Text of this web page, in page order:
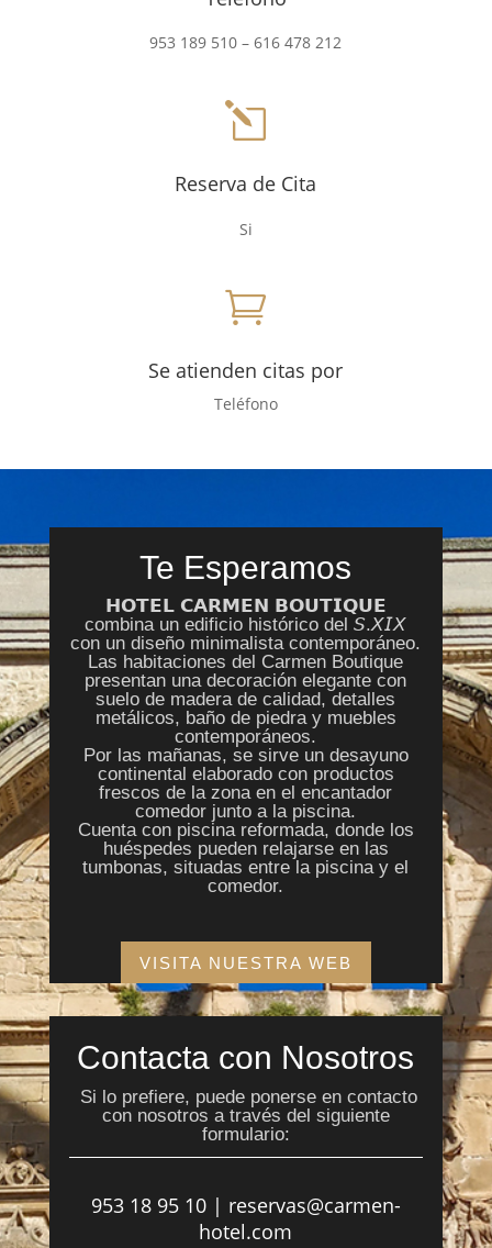
953 189 510 – 616 478 212
l
Reserva de Cita
Si

Se atienden citas por
Teléfono
Te Esperamos
𝗛𝗢𝗧𝗘𝗟 𝗖𝗔𝗥𝗠𝗘𝗡 𝗕𝗢𝗨𝗧𝗜𝗤𝗨𝗘
combina un edificio histórico del 𝘚.𝘟𝘐𝘟
con un diseño minimalista contemporáneo.
Las habitaciones del Carmen Boutique
presentan una decoración elegante con
suelo de madera de calidad, detalles
metálicos, baño de piedra y muebles
contemporáneos.
Por las mañanas, se sirve un desayuno
continental elaborado con productos
frescos de la zona en el encantador
comedor junto a la piscina.
Cuenta con piscina reformada, donde los
huéspedes pueden relajarse en las
tumbonas, situadas entre la piscina y el
comedor.
VISITA NUESTRA WEB
Contacta con Nosotros
Si lo prefiere, puede ponerse en contacto
con nosotros a través del siguiente
formulario:
953 18 95 10 | reservas@carmen-
hotel.com